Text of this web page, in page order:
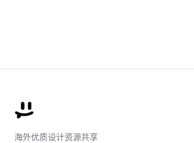
海外优质设计资源共享